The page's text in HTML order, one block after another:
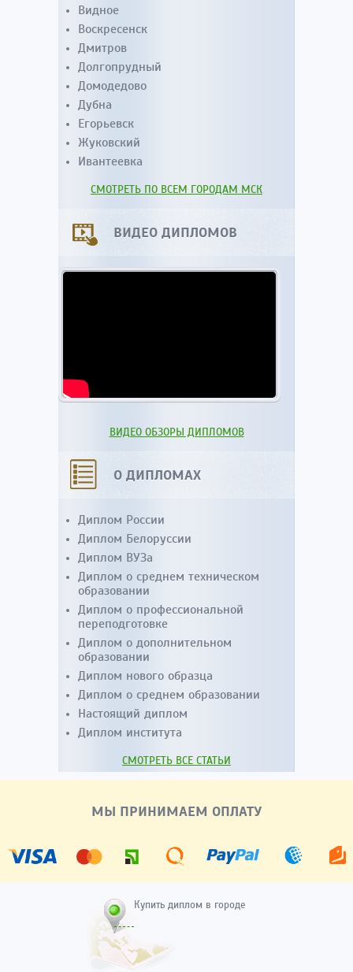
Видное
Воскресенск
Дмитров
Долгопрудный
Домодедово
Дубна
Егорьевск
Жуковский
Ивантеевка
СМОТРЕТЬ ПО ВСЕМ ГОРОДАМ МСК
ВИДЕО ДИПЛОМОВ
ВИДЕО ОБЗОРЫ ДИПЛОМОВ
О ДИПЛОМАХ
Диплом России
Диплом Белоруссии
Диплом ВУЗа
Диплом о среднем техническом
образовании
Диплом о профессиональной
переподготовке
Диплом о дополнительном
образовании
Диплом нового образца
Диплом о среднем образовании
Настоящий диплом
Диплом института
СМОТРЕТЬ ВСЕ СТАТЬИ
МЫ ПРИНИМАЕМ ОПЛАТУ
Купить диплом в городе